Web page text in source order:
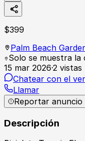
$399
Palm Beach
Solo se muestra la
15 mar 2026·2 vistas
Chatear con el
Llamar
Reportar anuncio
Descripción